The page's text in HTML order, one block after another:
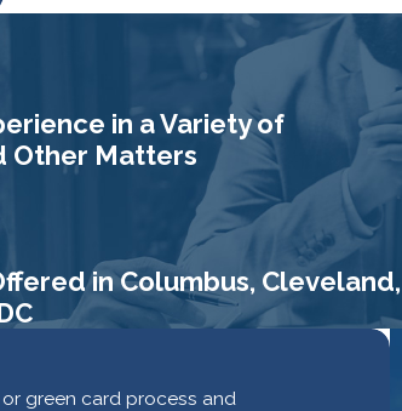
in a Variety of
Other Matters
in Columbus, Cleveland,
green card process and